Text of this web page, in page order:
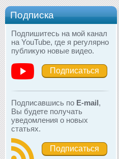
Подписка
Подпишитесь на мой канал
на YouTube, где я регулярно
публикую новые видео.
Подписаться
Подписавшись по E-mail,
Вы будете получать
уведомления о новых
статьях.
Подписаться